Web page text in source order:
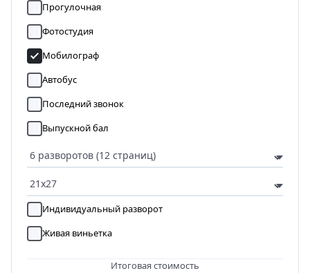
Прогулочная
Фотостудия
Мобилограф
Автобус
Последний звонок
Выпускной бал
Индивидуальный разворот
Живая виньетка
Итоговая стоимость